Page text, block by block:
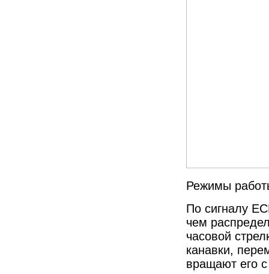
Режимы
По сигналу
чем
часовой
канавки,
вращают его